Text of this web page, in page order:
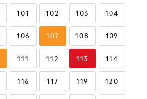
101 102 103 104
106 107 108 109
111 112 113 114
116 117 119 120